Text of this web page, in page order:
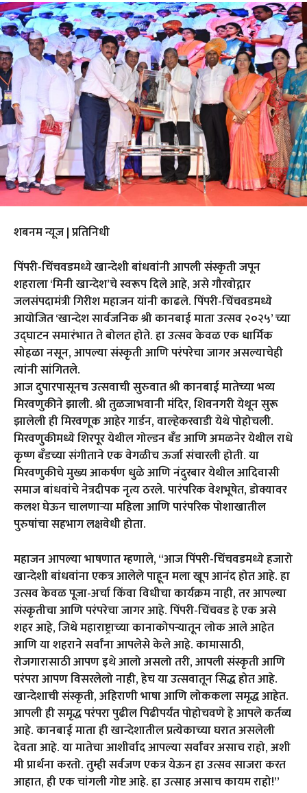
शबनम न्यूज | प्रतिनिधी
पिंपरी-चिंचवडमध्ये खान्देशी बांधवांनी आपली संस्कृती जपून
शहराला ‘मिनी खान्देश’चे स्वरूप दिले आहे, असे गौरवोद्गार
जलसंपदामंत्री गिरीश महाजन यांनी काढले. पिंपरी-चिंचवडमध्ये
आयोजित ‘खान्देश सार्वजनिक श्री कानबाई माता उत्सव २०२५’ च्या
उद्घाटन समारंभात ते बोलत होते. हा उत्सव केवळ एक धार्मिक
सोहळा नसून, आपल्या संस्कृती आणि परंपरेचा जागर असल्याचेही
त्यांनी सांगितले.
आज दुपारपासूनच उत्सवाची सुरुवात श्री कानबाई मातेच्या भव्य
मिरवणुकीने झाली. श्री तुळजाभवानी मंदिर, शिवनगरी येथून सुरू
झालेली ही मिरवणूक आहेर गार्डन, वाल्हेकरवाडी येथे पोहोचली.
मिरवणुकीमध्ये शिरपूर येथील गोल्डन बँड आणि अमळनेर येथील राधे
कृष्ण बँडच्या संगीताने एक वेगळीच ऊर्जा संचारली होती. या
मिरवणुकीचे मुख्य आकर्षण धुळे आणि नंदुरबार येथील आदिवासी
समाज बांधवांचे नेत्रदीपक नृत्य ठरले. पारंपरिक वेशभूषेत, डोक्यावर
कलश घेऊन चालणाऱ्या महिला आणि पारंपरिक पोशाखातील
पुरुषांचा सहभाग लक्षवेधी होता.
महाजन आपल्या भाषणात म्हणाले, “आज पिंपरी-चिंचवडमध्ये हजारो
खान्देशी बांधवांना एकत्र आलेले पाहून मला खूप आनंद होत आहे. हा
उत्सव केवळ पूजा-अर्चा किंवा विधीचा कार्यक्रम नाही, तर आपल्या
संस्कृतीचा आणि परंपरेचा जागर आहे. पिंपरी-चिंचवड हे एक असे
शहर आहे, जिथे महाराष्ट्राच्या कानाकोपऱ्यातून लोक आले आहेत
आणि या शहराने सर्वांना आपलेसे केले आहे. कामासाठी,
रोजगारासाठी आपण इथे आलो असलो तरी, आपली संस्कृती आणि
परंपरा आपण विसरलेलो नाही, हेच या उत्सवातून सिद्ध होत आहे.
खान्देशाची संस्कृती, अहिराणी भाषा आणि लोककला समृद्ध आहेत.
आपली ही समृद्ध परंपरा पुढील पिढीपर्यंत पोहोचवणे हे आपले कर्तव्य
आहे. कानबाई माता ही खान्देशातील प्रत्येकाच्या घरात असलेली
देवता आहे. या मातेचा आशीर्वाद आपल्या सर्वांवर असाच राहो, अशी
मी प्रार्थना करतो. तुम्ही सर्वजण एकत्र येऊन हा उत्सव साजरा करत
आहात, ही एक चांगली गोष्ट आहे. हा उत्साह असाच कायम राहो!”